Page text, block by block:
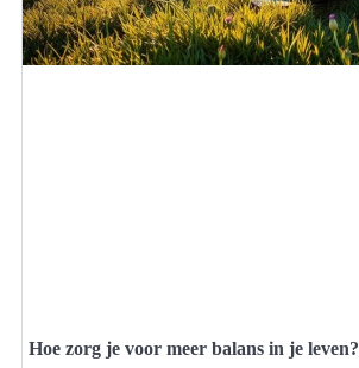
Hoe zorg je voor meer balans in je leven?